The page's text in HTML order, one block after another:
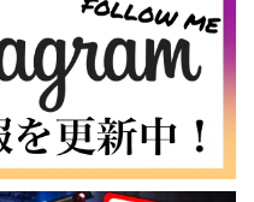
本当に好きです！ありがと
【LARGE】Ralph Lauren Short Sleeve Cotton BD Shirt ラルフローレン ユーズド 半袖 ボタンダウンシャツ No.146